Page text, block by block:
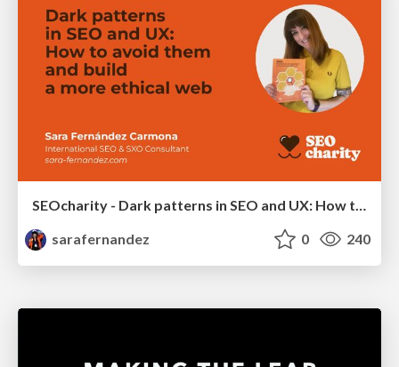
SEOcharity - Dark patterns in SEO and UX: How to avoid them and build a more ethical web
sarafernandez
0 240